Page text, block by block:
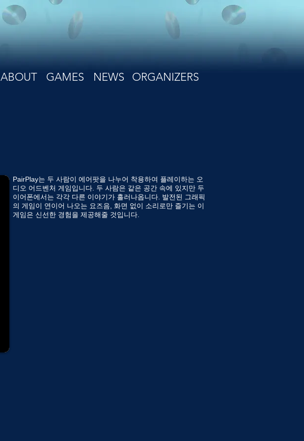
ABOUT GAMES NEWS ORGANIZERS
PairPlay는 두 사람이 에어팟을 나누어 착용하여 플레이하는 오
디오 어드벤처 게임입니다. 두 사람은 같은 공간 속에 있지만 두
이어폰에서는 각각 다른 이야기가 흘러나옵니다. 발전된 그래픽
의 게임이 연이어 나오는 요즈음, 화면 없이 소리로만 즐기는 이
게임은 신선한 경험을 제공해줄 것입니다.